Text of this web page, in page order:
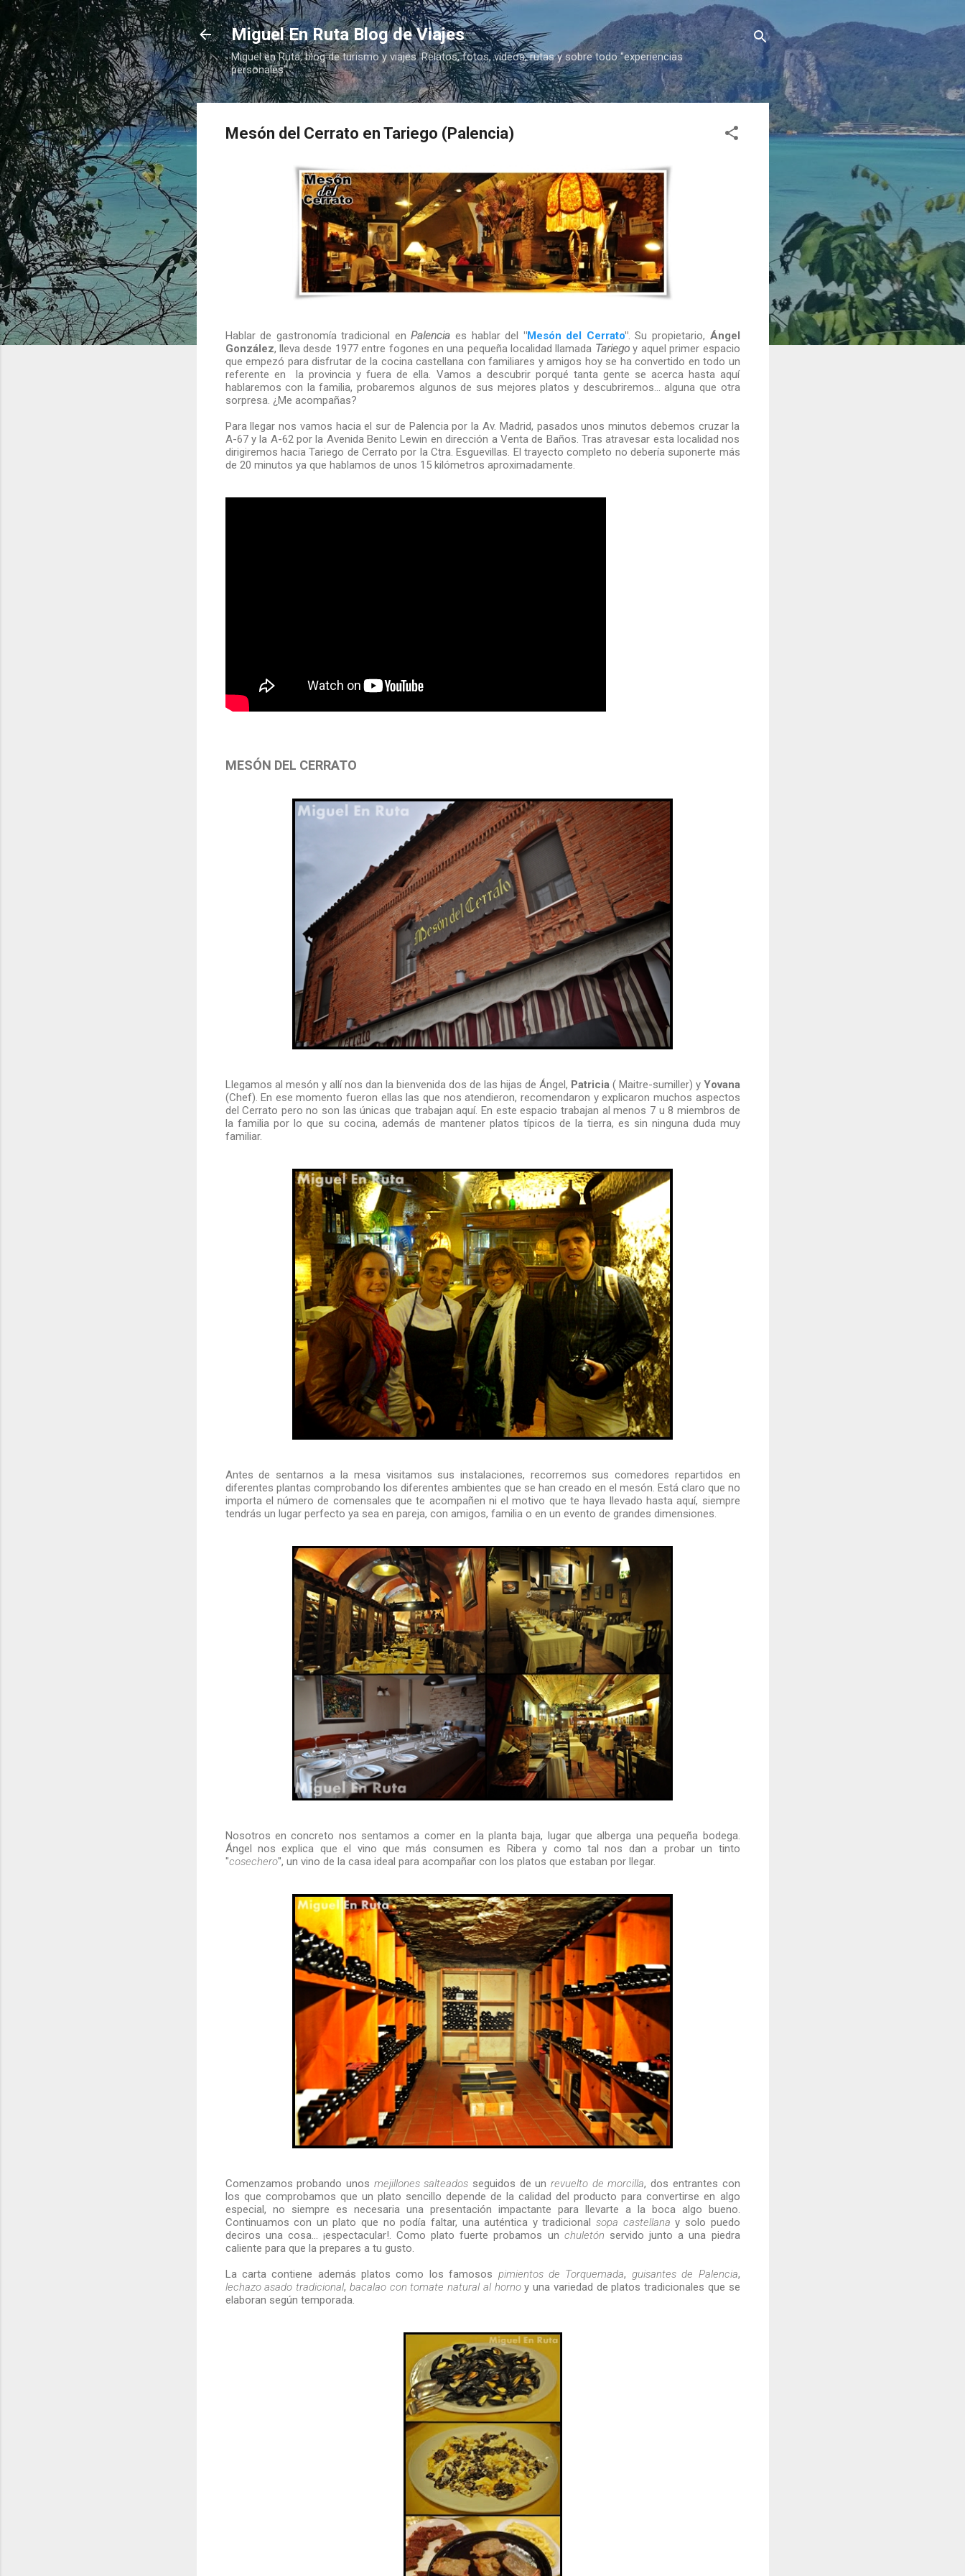
Ir al contenido principal
Miguel En Ruta Blog de Viajes
Miguel en Ruta, blog de turismo y viajes. Relatos, fotos, vídeos, rutas y sobre todo "experiencias
personales"
Mesón del Cerrato en Tariego (Palencia)
Hablar de gastronomía tradicional enPalencia es hablar del "Mesón del Cerrato". Su propietario, Ángel
González, lleva desde 1977 entre fogones en una pequeña localidad llamada Tariegoy aquel primer espacio
que empezó para disfrutar de la cocina castellana con familiares y amigos hoy se ha convertido en todo un
referente en la provincia y fuera de ella. Vamos a descubrir porqué tanta gente se acerca hasta aquí
hablaremos con la familia, probaremos algunos de sus mejores platos y descubriremos... alguna que otra
sorpresa. ¿Me acompañas?
Para llegar nos vamos hacia el sur de Palencia por la Av. Madrid, pasados unos minutos debemos cruzar la
A-67 y la A-62 por la Avenida Benito Lewin en dirección a Venta de Baños. Tras atravesar esta localidad nos
dirigiremos hacia Tariego de Cerrato por la Ctra. Esguevillas. El trayecto completo no debería suponerte más
de 20 minutos ya que hablamos de unos 15 kilómetros aproximadamente.
MESÓN DEL CERRATO
Llegamos al mesón y allí nos dan la bienvenida dos de las hijas de Ángel, Patricia ( Maitre-sumiller) y Yovana
(Chef). En ese momento fueron ellas las que nos atendieron, recomendaron y explicaron muchos aspectos
del Cerrato pero no son las únicas que trabajan aquí. En este espacio trabajan al menos 7 u 8 miembros de
la familia por lo que su cocina, además de mantener platos típicos de la tierra, es sin ninguna duda muy
familiar.
Antes de sentarnos a la mesa visitamos sus instalaciones, recorremos sus comedores repartidos en
diferentes plantas comprobando los diferentes ambientes que se han creado en el mesón. Está claro que no
importa el número de comensales que te acompañen ni el motivo que te haya llevado hasta aquí, siempre
tendrás un lugar perfecto ya sea en pareja, con amigos, familia o en un evento de grandes dimensiones.
Nosotros en concreto nos sentamos a comer en la planta baja, lugar que alberga una pequeña bodega.
Ángel nos explica que el vino que más consumen es Ribera y como tal nos dan a probar un tinto
"cosechero", un vino de la casa ideal para acompañar con los platos que estaban por llegar.
Comenzamos probando unos mejillones salteados seguidos de unrevuelto de morcilla, dos entrantes con
los que comprobamos que un plato sencillo depende de la calidad del producto para convertirse en algo
especial, no siempre es necesaria una presentación impactante para llevarte a la boca algo bueno.
Continuamos con un plato que no podía faltar, una auténtica y tradicional sopa castellana y solo puedo
deciros una cosa... ¡espectacular!. Como plato fuerte probamos un chuletón servido junto a una piedra
caliente para que la prepares a tu gusto.
La carta contiene además platos como los famosos pimientos de Torquemada, guisantes de Palencia,
lechazo asado tradicional, bacalao con tomate natural al hornoy una variedad de platos tradicionales que se
elaboran según temporada.